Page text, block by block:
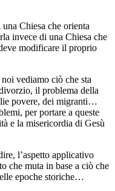
Chiesa che orienta
invece di una Chiesa che
modificare il proprio
vediamo ciò che sta
il problema della
povere, dei migranti…
per portare a queste
e la misericordia di Gesù
l’aspetto applicativo
che muta in base a ciò che
epoche storiche…